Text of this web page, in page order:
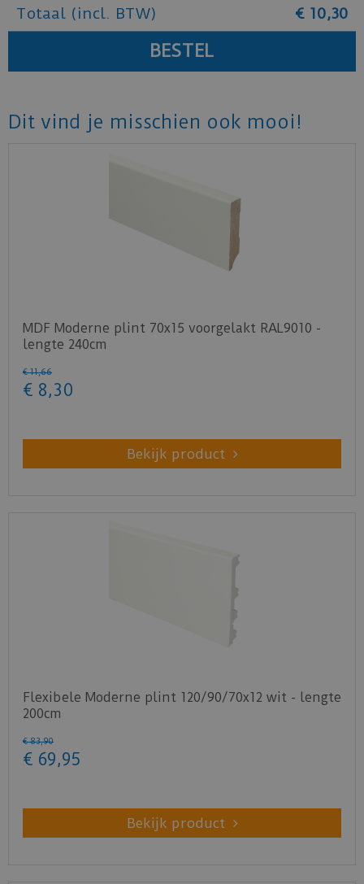
Totaal (incl. BTW) € 10,30
Dit vind je misschien ook mooi!
MDF Moderne plint 70x15 voorgelakt RAL9010 -
lengte 240cm
€ 11,66
€ 8,30
Bekijk product
Flexibele Moderne plint 120/90/70x12 wit - lengte
200cm
€ 83,90
€ 69,95
Bekijk product